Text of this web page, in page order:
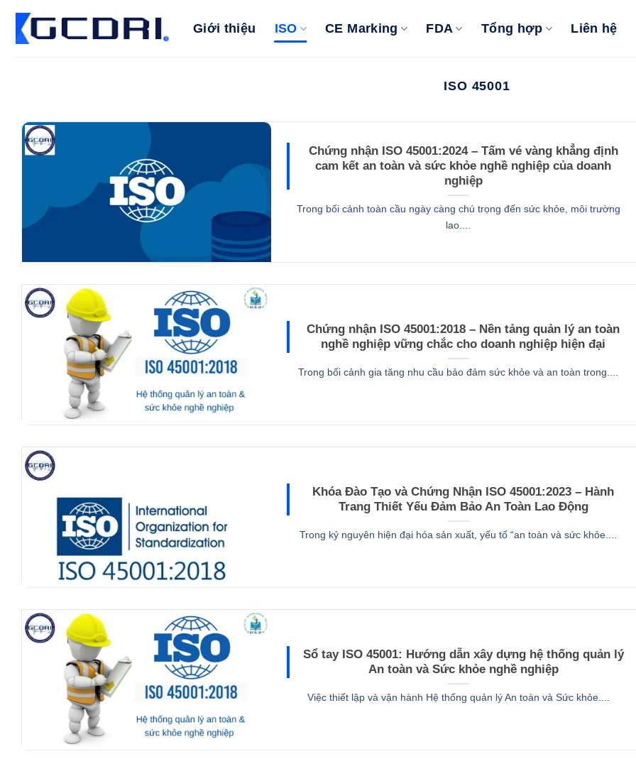
Giới thiệu ISO CE Marking FDA Tổng hợp Liên hệ
ISO 45001
Chứng nhận ISO 45001:2024 – Tấm vé vàng khẳng định
cam kết an toàn và sức khỏe nghề nghiệp của doanh
nghiệp
Trong bối cảnh toàn cầu ngày càng chú trọng đến sức khỏe, môi trường
lao....
Chứng nhận ISO 45001:2018 – Nền tảng quản lý an toàn
nghề nghiệp vững chắc cho doanh nghiệp hiện đại
Trong bối cảnh gia tăng nhu cầu bảo đảm sức khỏe và an toàn trong....
Khóa Đào Tạo và Chứng Nhận ISO 45001:2023 – Hành
Trang Thiết Yếu Đảm Bảo An Toàn Lao Động
Trong kỷ nguyên hiện đại hóa sản xuất, yếu tố “an toàn và sức khỏe....
Sổ tay ISO 45001: Hướng dẫn xây dựng hệ thống quản lý
An toàn và Sức khỏe nghề nghiệp
Việc thiết lập và vận hành Hệ thống quản lý An toàn và Sức khỏe....